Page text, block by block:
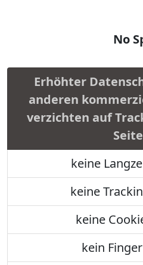
No
Erhöhter
anderen
verzichten auf
keine
keine
keine
kein